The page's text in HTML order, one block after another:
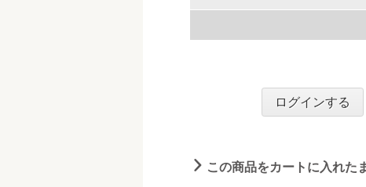
ログインする
この商品をカートに入れた